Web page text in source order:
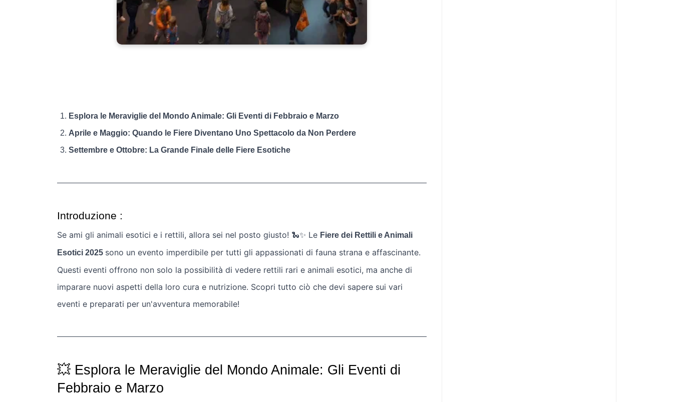
Esplora le Meraviglie del Mondo Animale: Gli Eventi di Febbraio e Marzo
Aprile e Maggio: Quando le Fiere Diventano Uno Spettacolo da Non Perdere
Settembre e Ottobre: La Grande Finale delle Fiere Esotiche
Introduzione :
Se ami gli animali esotici e i rettili, allora sei nel posto giusto! 🐍✨ Le Fiere dei Rettili e Animali
Esotici 2025 sono un evento imperdibile per tutti gli appassionati di fauna strana e affascinante.
Questi eventi offrono non solo la possibilità di vedere rettili rari e animali esotici, ma anche di
imparare nuovi aspetti della loro cura e nutrizione. Scopri tutto ciò che devi sapere sui vari
eventi e preparati per un'avventura memorabile!
💥 Esplora le Meraviglie del Mondo Animale: Gli Eventi di
Febbraio e Marzo